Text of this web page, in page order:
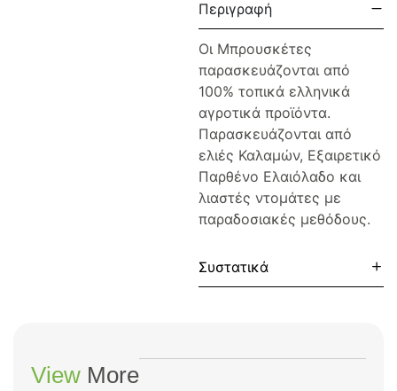
Περιγραφή
Οι Μπρουσκέτες
παρασκευάζονται από
100% τοπικά ελληνικά
αγροτικά προϊόντα.
Παρασκευάζονται από
ελιές Καλαμών, Εξαιρετικό
Παρθένο Ελαιόλαδο και
λιαστές ντομάτες με
παραδοσιακές μεθόδους.
Συστατικά
View More